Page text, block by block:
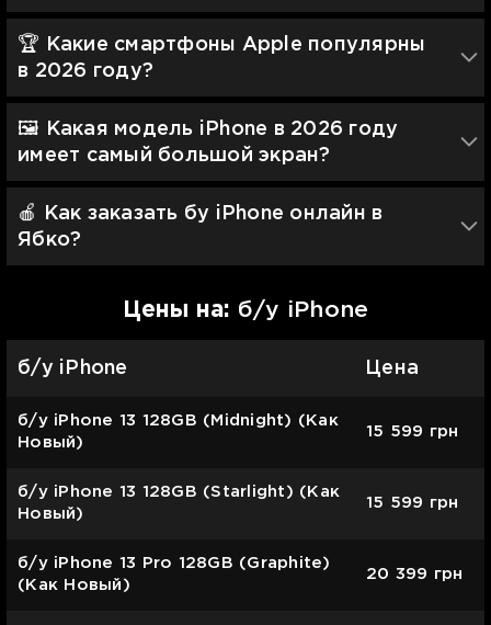
🏆 Какие смартфоны Apple популярны
в 2026 году?
🖼 Какая модель iPhone в 2026 году
имеет самый большой экран?
🍎 Как заказать бу iPhone онлайн в
Ябко?
Цены на: б/у iPhone
б/у iPhone Цена
б/у iPhone 13 128GB (Midnight) (Как
Новый)
15 599 грн
б/у iPhone 13 128GB (Starlight) (Как
Новый)
15 599 грн
б/у iPhone 13 Pro 128GB (Graphite)
(Как Новый)
20 399 грн